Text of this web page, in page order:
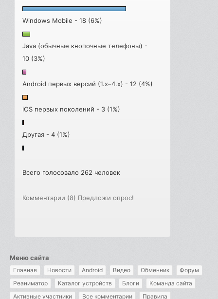
Windows Mobile - 18 (6%)
Java (обычные кнопочные телефоны) -
10 (3%)
Android первых версий (1.x–4.x) - 12 (4%)
iOS первых поколений - 3 (1%)
Другая - 4 (1%)
Всего голосовало 262 человек
Комментарии (8) Предложи опрос!
Меню сайта
Главная Новости Android Видео Обменник
Форум
Реаниматор
Каталог устройств Блоги
Команда сайта
Активные участники
Все комментарии Правила